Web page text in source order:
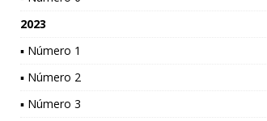
2023
▪ Número 1
▪ Número 2
▪ Número 3